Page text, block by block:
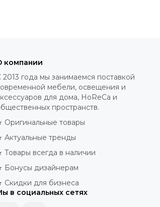
компании
2013 года мы занимаемся поставкой
мебели, освещения и
для дома, HoReCa и
пространств.
Оригинальные товары
Актуальные тренды
Товары всегда в наличии
Бонусы дизайнерам
Скидки для бизнеса
в социальных сетях